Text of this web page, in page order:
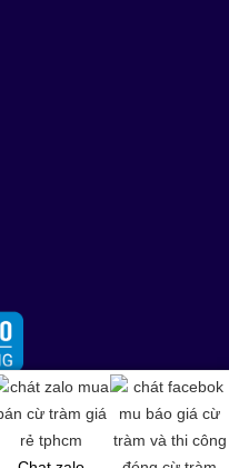
Tuần 6561
Tháng
9121
Tổng 1188912